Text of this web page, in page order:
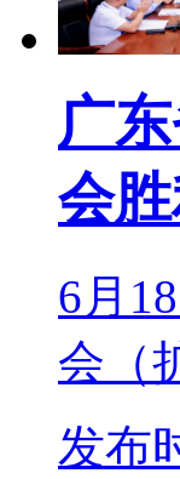
广
会胜
6月
会（
发布